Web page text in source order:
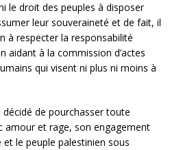
le droit des peuples à disposer
leur souveraineté et de fait, il
à respecter la responsabilité
aidant à la commission d’actes
qui visent ni plus ni moins à
décidé de pourchasser toute
amour et rage, son engagement
le peuple palestinien sous